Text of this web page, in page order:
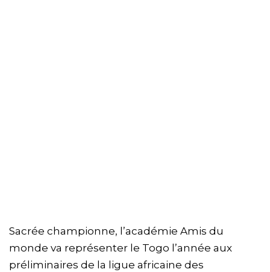
Sacrée championne, l’académie Amis du
monde va représenter le Togo l’année aux
préliminaires de la ligue africaine des